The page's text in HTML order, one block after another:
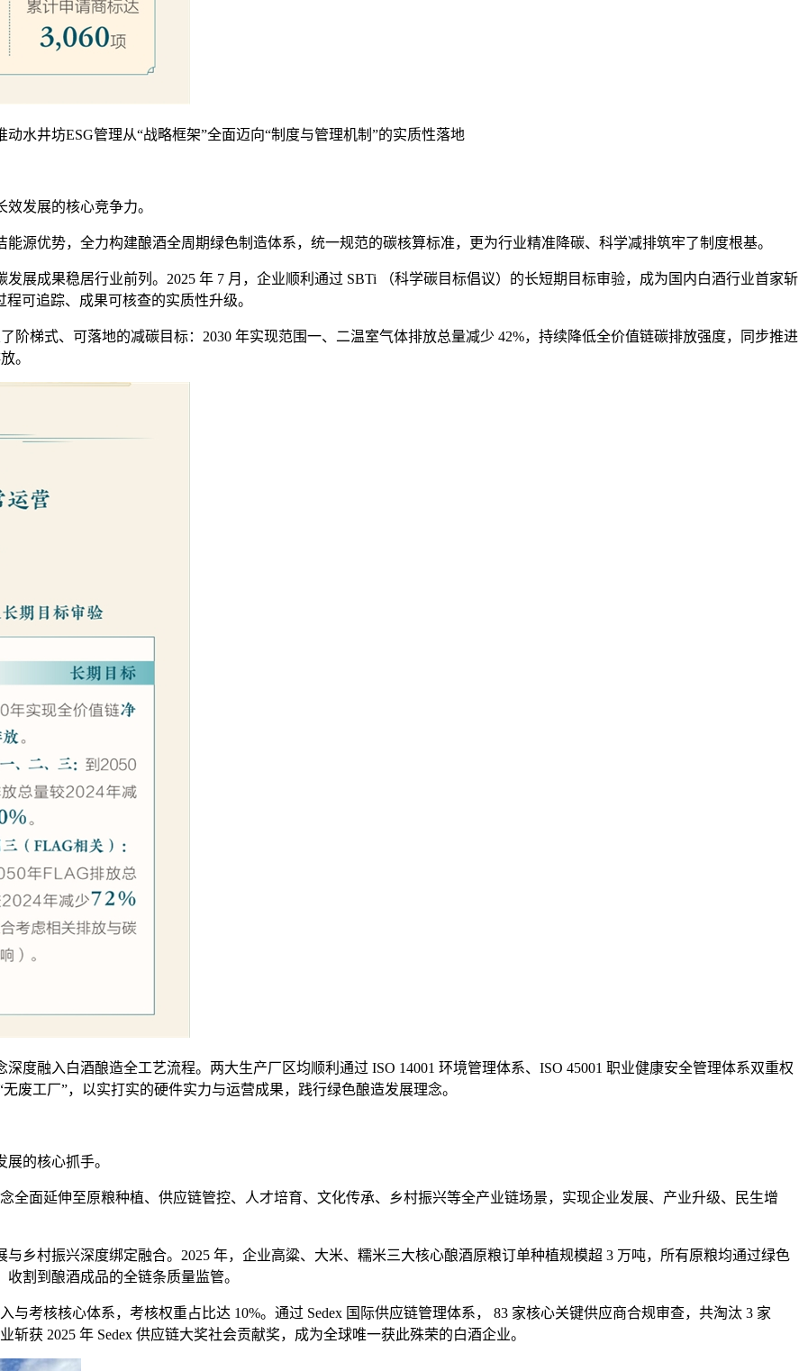
水井坊ESG管理从“战略框架”全面迈向“制度与管理机制”的实质性落地
发展的核心竞争力。
源优势，全力构建酿酒全周期绿色制造体系，统一规范的碳核算标准，更为行业精准降碳、科学减排筑牢了制度根基。
展成果稳居行业前列。2025 年 7 月，企业顺利通过 SBTi （科学碳目标倡议）的长短期目标审验，成为国内白酒行业首家斩
可追踪、成果可核查的实质性升级。
阶梯式、可落地的减碳目标：2030 年实现范围一、二温室气体排放总量减少 42%，持续降低全价值链碳排放强度，同步推进
。
度融入白酒酿造全工艺流程。两大生产厂区均顺利通过 ISO 14001 环境管理体系、ISO 45001 职业健康安全管理体系双重权
废工厂”，以实打实的硬件实力与运营成果，践行绿色酿造发展理念。
的核心抓手。
全面延伸至原粮种植、供应链管控、人才培育、文化传承、乡村振兴等全产业链场景，实现企业发展、产业升级、民生增
乡村振兴深度绑定融合。2025 年，企业高粱、大米、糯米三大核心酿酒原粮订单种植规模超 3 万吨，所有原粮均通过绿色
割到酿酒成品的全链条质量监管。
考核核心体系，考核权重占比达 10%。通过 Sedex 国际供应链管理体系， 83 家核心关键供应商合规审查，共淘汰 3 家
获 2025 年 Sedex 供应链大奖社会贡献奖，成为全球唯一获此殊荣的白酒企业。